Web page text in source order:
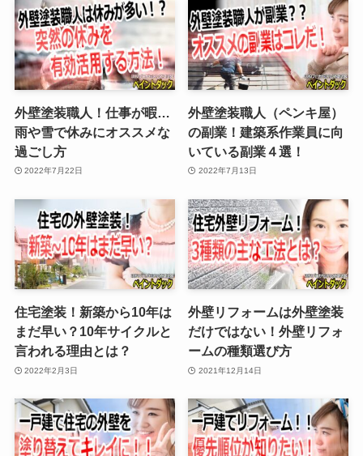
外壁塗装職人！仕事が暇…
雨や雪で休みにオススメな
過ごし方
2022年7月22日
外壁塗装職人（ペンキ屋）
の副業！建築系作業員に向
いている副業４選！
2022年7月13日
住宅塗装！新築から10年は
まだ早い？10年サイクルと
言われる理由とは？
2022年2月3日
外壁リフォームは外壁塗装
だけではない！外壁リフォ
ームの種類選び方
2021年12月14日